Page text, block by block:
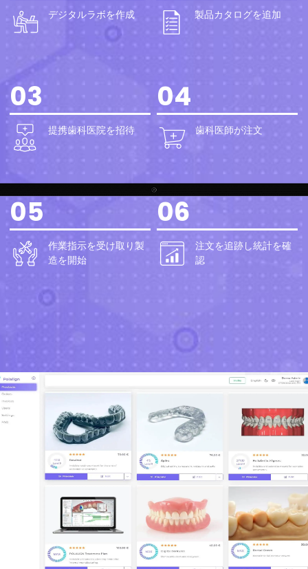
デジタルラボを作成 製品カタログを追加
提携歯科医院を招待
03
歯科医師が注文
04
作業指示を受け取り製
造を開始
05
注文を追跡し統計を確
認
06